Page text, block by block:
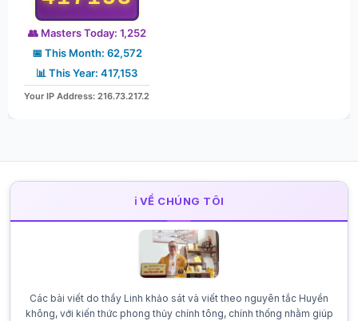
👥 Masters Today: 1,252
📅 This Month: 62,572
📊 This Year: 417,153
Your IP Address: 216.73.217.2
ℹ️ VỀ CHÚNG TÔI
Các bài viết do thầy Linh khảo sát và viết theo nguyên tắc Huyền
không, với kiến thức phong thủy chính tông, chính thống nhằm giúp